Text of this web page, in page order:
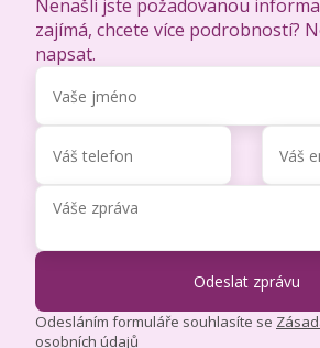
Nenašli jste požadovanou
zajímá, chcete více podrobností?
napsat.
Odesláním formuláře souhlasíte se
osobních údajů